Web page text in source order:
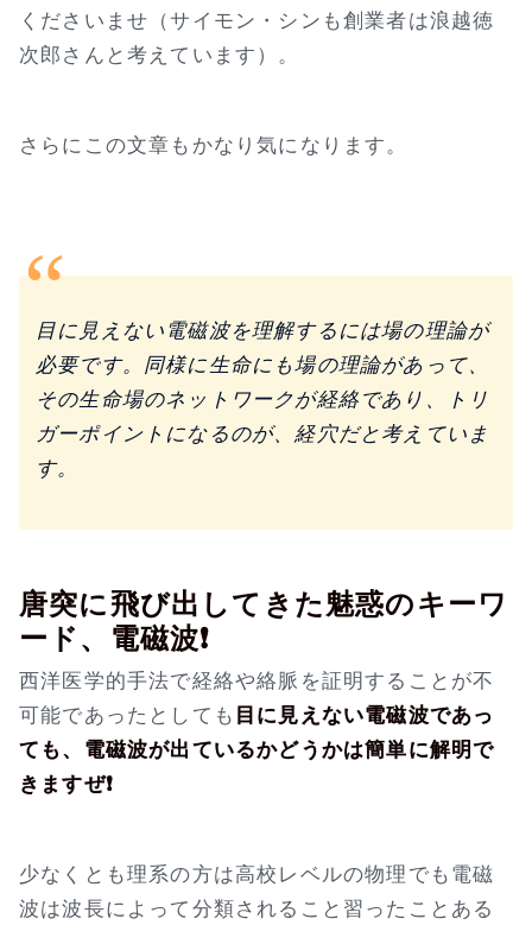
くださいませ（サイモン・シンも創業者は浪越徳
次郎さんと考えています）。
さらにこの文章もかなり気になります。
目に見えない電磁波を理解するには場の理論が
必要です。同様に生命にも場の理論があって、
その生命場のネットワークが経絡であり、トリ
ガーポイントになるのが、経穴だと考えていま
す。
唐突に飛び出してきた魅惑のキーワ
ード、電磁波❗
西洋医学的手法で経絡や絡脈を証明することが不
可能であったとしても 目に見えない電磁波であっ
ても、電磁波が出ているかどうかは簡単に解明で
きますぜ❗
少なくとも理系の方は高校レベルの物理でも電磁
波は波長によって分類されること習ったことある